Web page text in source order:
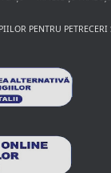
PENTRU